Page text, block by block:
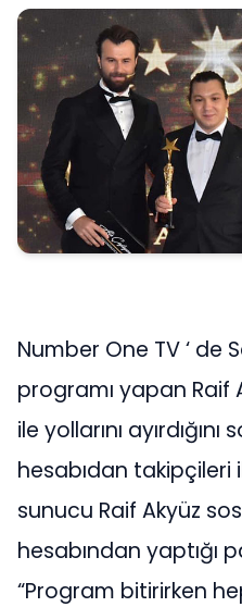
Number One TV ‘ de
programı yapan Raif
ile yollarını
hesabıdan takipçileri
sunucu Raif Akyüz
hesabından yaptığı
“Program bitirirken